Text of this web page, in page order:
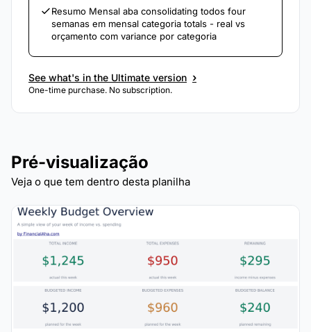
Resumo Mensal aba consolidating todos four
semanas em mensal categoria totals - real vs
orçamento com variance por categoria
See what's in the Ultimate version ›
One-time purchase. No subscription.
Pré-visualização
Veja o que tem dentro desta planilha